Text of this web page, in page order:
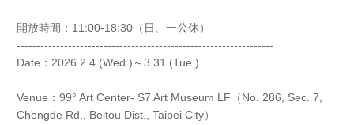
開放時間：11:00-18:30（日、一公休）
-----------------------------------------------------------------
Date：2026.2.4 (Wed.)～3.31 (Tue.)
Venue：99° Art Center- S7 Art Museum LF（No. 286, Sec. 7,
Chengde Rd., Beitou Dist., Taipei City）